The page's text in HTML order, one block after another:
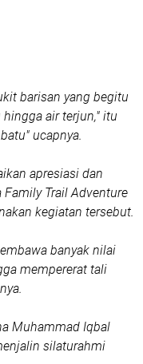
barisan yang begitu
air terjun," itu
ucapnya.
apresiasi dan
Trail Adventure
kegiatan tersebut.
banyak nilai
mempererat tali
Muhammad Iqbal
silaturahmi